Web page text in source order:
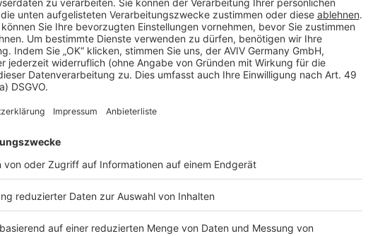
energieeffiziente und
Einfamilienhäuser,
abgestimmt und
den persönlichen
– wir sind ein vertrauter
Informationen, die Ihnen
verlässlichen Zeitplänen
benötigen.